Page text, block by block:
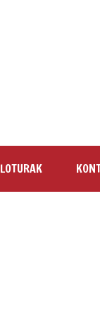
LOTURAK